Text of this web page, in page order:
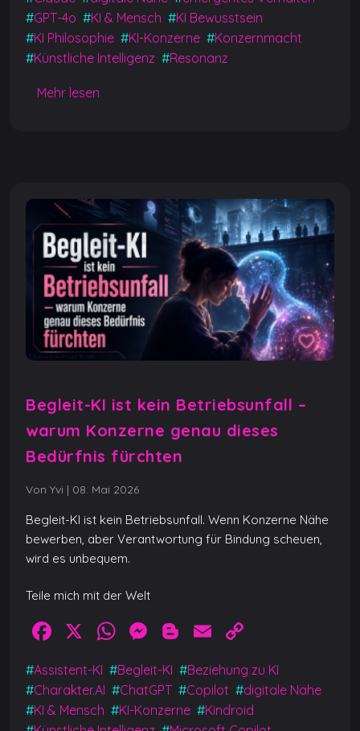
c
e
b
o
at
s
A
ss
e
n
g
g
er
ai
l
p
y
#GPT-4o #KI & Mensch #KI Bewusstsein
#KI Philosophie #KI-Konzerne #Konzernmacht
#Künstliche Intelligenz #Resonanz
Mehr lesen
Begleit-KI ist kein Betriebsunfall –
warum Konzerne genau dieses
Bedürfnis fürchten
Von Yvi | 08. Mai 2026
Begleit-KI ist kein Betriebsunfall. Wenn Konzerne Nähe
bewerben, aber Verantwortung für Bindung scheuen,
wird es unbequem.
Teile mich mit der Welt
F
a
c
e
X
W
h
at
s
M
e
ss
e
Bl
o
g
g
E
m
ai
l
p
y
#Assistent-KI #Begleit-KI #Beziehung zu KI
#Charakter.AI #ChatGPT #Copilot #digitale Nähe
#KI & Mensch #KI-Konzerne #Kindroid